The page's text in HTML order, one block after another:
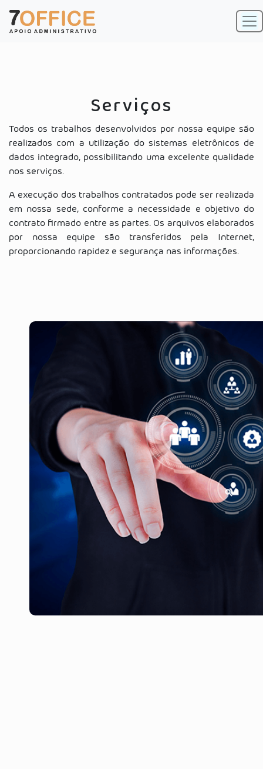
Serviços
Todos os trabalhos desenvolvidos por nossa equipe são
realizados com a utilização do sistemas eletrônicos de
dados integrado, possibilitando uma excelente qualidade
nos serviços.
A execução dos trabalhos contratados pode ser realizada
em nossa sede, conforme a necessidade e objetivo do
contrato firmado entre as partes. Os arquivos elaborados
por nossa equipe são transferidos pela Internet,
proporcionando rapidez e segurança nas informações.